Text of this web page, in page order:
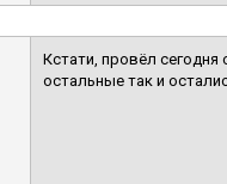
Кстати, провёл
остальные так и